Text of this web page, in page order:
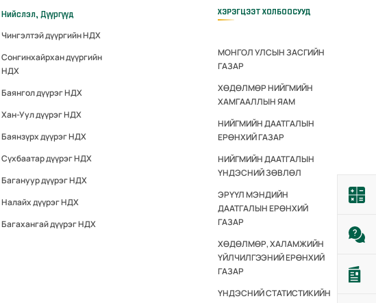
Нийслэл, Дүүргүүд
Чингэлтэй дүүргийн НДХ
Сонгинхайрхан дүүргийн
НДХ
Баянгол дүүрэг НДХ
Хан-Уул дүүрэг НДХ
Баянзүрх дүүрэг НДХ
Сүхбаатар дүүрэг НДХ
Багануур дүүрэг НДХ
Налайх дүүрэг НДХ
Багахангай дүүрэг НДХ
ХЭРЭГЦЭЭТ ХОЛБООСУУД
МОНГОЛ УЛСЫН ЗАСГИЙН
ГАЗАР
ХӨДӨЛМӨР НИЙГМИЙН
ХАМГААЛЛЫН ЯАМ
НИЙГМИЙН ДААТГАЛЫН
ЕРӨНХИЙ ГАЗАР
НИЙГМИЙН ДААТГАЛЫН
ҮНДЭСНИЙ ЗӨВЛӨЛ
ЭРҮҮЛ МЭНДИЙН
ДААТГАЛЫН ЕРӨНХИЙ
ГАЗАР
ХӨДӨЛМӨР, ХАЛАМЖИЙН
ҮЙЛЧИЛГЭЭНИЙ ЕРӨНХИЙ
ГАЗАР
ҮНДЭСНИЙ СТАТИСТИКИЙН